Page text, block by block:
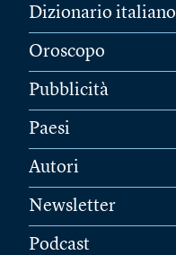
Dizionario italiano
Oroscopo
Pubblicità
Paesi
Autori
Newsletter
Podcast